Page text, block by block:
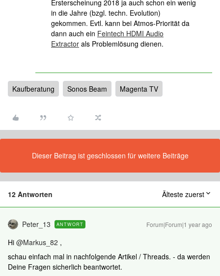
Ersterscheinung 2018 ja auch schon ein wenig
in die Jahre (bzgl. techn. Evolution)
gekommen. Evtl. kann bei Atmos-Priorität da
dann auch ein Feintech HDMI Audio
Extractor als Problemlösung dienen.
Kaufberatung Sonos Beam Magenta TV
Dieser Beitrag ist geschlossen für weitere Beiträge
12 Antworten Älteste zuerst
Peter_13 ANTWORT Forum|Forum|1 year ago
Hi ​ @Markus_82 ,
schau einfach mal in nachfolgende Artikel / Threads. - da werden
Deine Fragen sicherlich beantwortet.